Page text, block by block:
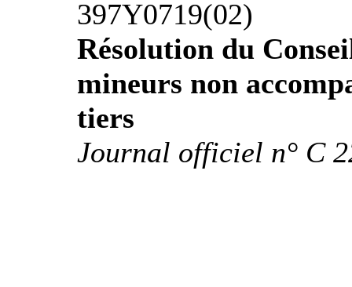
397Y0719(02)
Résolution du
mineurs non
tiers
Journal officiel n° C